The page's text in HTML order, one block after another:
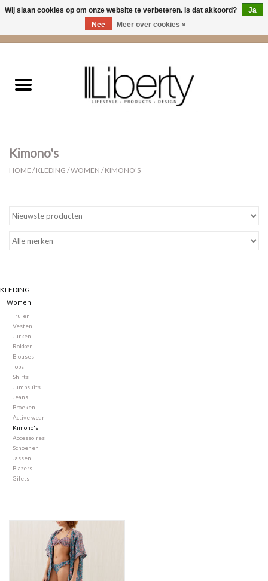
Kleding
Cadeaus
Merken
Kimono's
HOME /KLEDING /WOMEN /KIMONO'S
KLEDING
Women
Truien
Vesten
Jurken
Rokken
Blouses
Tops
Shirts
Jumpsuits
Jeans
Broeken
Active wear
Kimono's
Accessoires
Schoenen
Jassen
Blazers
Gilets
Wij slaan cookies op om onze website te verbeteren. Is dat akkoord?
Ja
Nee
Meer over cookies »